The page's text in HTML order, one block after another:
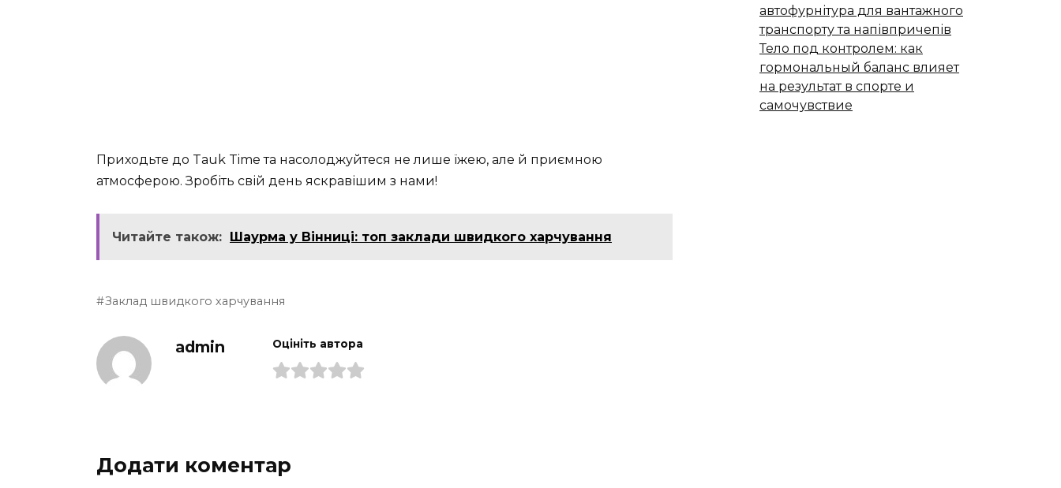
Приходьте до Tauk Time та насолоджуйтеся не лише їжею, але й приємною
атмосферою. Зробіть свій день яскравішим з нами!
Читайте також: Шаурма у Вінниці: топ заклади швидкого харчування
Заклад швидкого харчування
admin Оцініть автора
Додати коментар
автофурнітура для вантажного
транспорту та напівпричепів
Тело под контролем: как
гормональный баланс влияет
на результат в спорте и
самочувствие